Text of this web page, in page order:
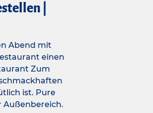
|
Abend mit
einen
Zum
ist. Pure
Außenbereich.